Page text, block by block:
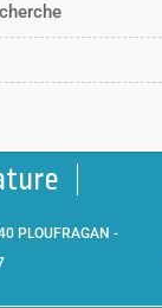
PLOUFRAGAN -